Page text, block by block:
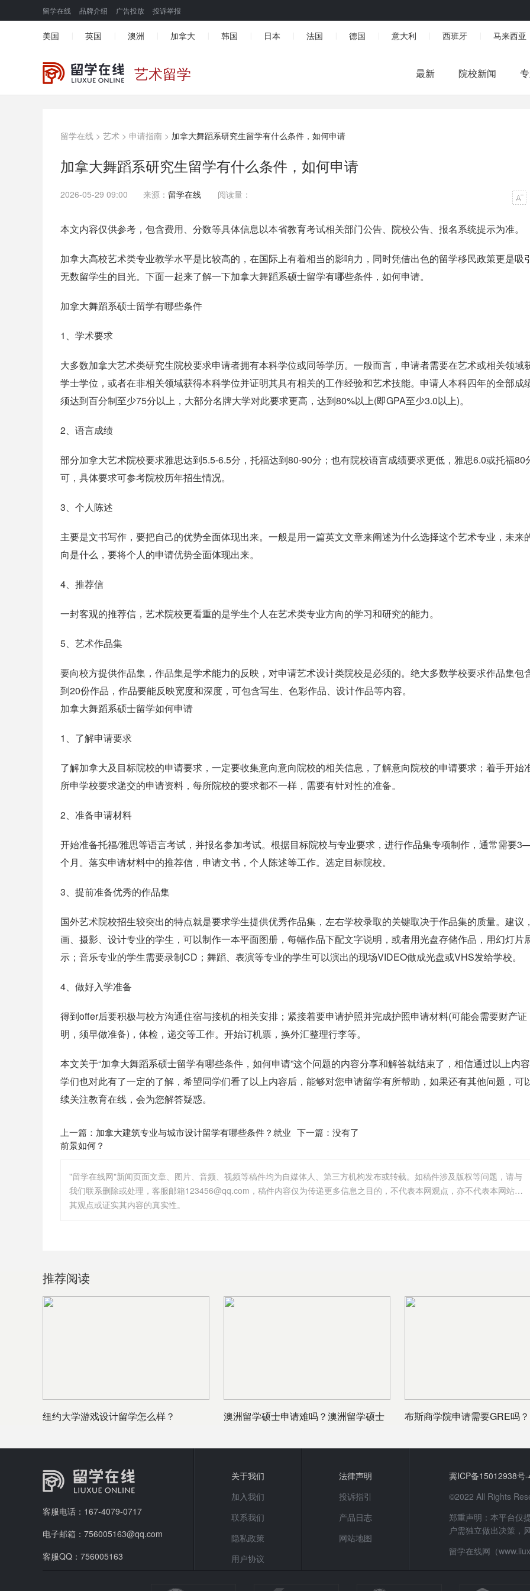
留学在线 品牌介绍 广告投放 投诉举报
美国 英国 澳洲 加拿大 韩国 日本 法国 德国 意大利 西班牙 马来西亚
艺术留学 最新 院校新闻
留学在线 > 艺术 > 申请指南 > 加拿大舞蹈系研究生留学有什么条件，如何申请
加拿大舞蹈系研究生留学有什么条件，如何申请
2026-05-29 09:00 来源： 留学在线 阅读量：
本文内容仅供参考，包含费用、分数等具体信息以本省教育考试相关部门公告、院校公告、报名系统提示为准。
加拿大高校艺术类专业教学水平是比较高的，在国际上有着相当的影响力，同时凭借出色的留学移民政策更是吸
无数留学生的目光。下面一起来了解一下加拿大舞蹈系硕士留学有哪些条件，如何申请。
加拿大舞蹈系硕士留学有哪些条件
1、学术要求
大多数加拿大艺术类研究生院校要求申请者拥有本科学位或同等学历。一般而言，申请者需要在艺术或相关领域
学士学位，或者在非相关领域获得本科学位并证明其具有相关的工作经验和艺术技能。申请人本科四年的全部成
须达到百分制至少75分以上，大部分名牌大学对此要求更高，达到80%以上(即GPA至少3.0以上)。
2、语言成绩
部分加拿大艺术院校要求雅思达到5.5-6.5分，托福达到80-90分；也有院校语言成绩要求更低，雅思6.0或托福80
可，具体要求可参考院校历年招生情况。
3、个人陈述
主要是文书写作，要把自己的优势全面体现出来。一般是用一篇英文文章来阐述为什么选择这个艺术专业，未来
向是什么，要将个人的申请优势全面体现出来。
4、推荐信
一封客观的推荐信，艺术院校更看重的是学生个人在艺术类专业方向的学习和研究的能力。
5、艺术作品集
要向校方提供作品集，作品集是学术能力的反映，对申请艺术设计类院校是必须的。绝大多数学校要求作品集包
到20份作品，作品要能反映宽度和深度，可包含写生、色彩作品、设计作品等内容。
加拿大舞蹈系硕士留学如何申请
1、了解申请要求
了解加拿大及目标院校的申请要求，一定要收集意向意向院校的相关信息，了解意向院校的申请要求；着手开始
所申学校要求递交的申请资料，每所院校的要求都不一样，需要有针对性的准备。
2、准备申请材料
开始准备托福/雅思等语言考试，并报名参加考试。根据目标院校与专业要求，进行作品集专项制作，通常需要
个月。落实申请材料中的推荐信，申请文书，个人陈述等工作。选定目标院校。
3、提前准备优秀的作品集
国外艺术院校招生较突出的特点就是要求学生提供优秀作品集，左右学校录取的关键取决于作品集的质量。建议
画、摄影、设计专业的学生，可以制作一本平面图册，每幅作品下配文字说明，或者用光盘存储作品，用幻灯片
示；音乐专业的学生需要录制CD；舞蹈、表演等专业的学生可以演出的现场VIDEO做成光盘或VHS发给学校。
4、做好入学准备
得到offer后要积极与校方沟通住宿与接机的相关安排；紧接着要申请护照并完成护照申请材料(可能会需要财产证
明，须早做准备)，体检，递交等工作。开始订机票，换外汇整理行李等。
本文关于“加拿大舞蹈系硕士留学有哪些条件，如何申请”这个问题的内容分享和解答就结束了，相信通过以上内
学们也对此有了一定的了解，希望同学们看了以上内容后，能够对您申请留学有所帮助，如果还有其他问题，可
续关注教育在线，会为您解答疑惑。
上一篇： 加拿大建筑专业与城市设计留学有哪些条件？就业
前景如何？
下一篇：没有了
"留学在线网"新闻页面文章、图片、音频、视频等稿件均为自媒体人、第三方机构发布或转载。如稿件涉及版权等问题，请与
我们联系删除或处理，客服邮箱123456@qq.com，稿件内容仅为传递更多信息之目的，不代表本网观点，亦不代表本网站赞同
其观点或证实其内容的真实性。
推荐阅读
纽约大学游戏设计留学怎么样？
澳洲留学硕士申请难吗？澳洲留学硕士
布斯商学院申请需要GRE吗？
客服电话：167-4079-0717
电子邮箱：756005163@qq.com
客服QQ：756005163
关于我们
加入我们
联系我们
隐私政策
用户协议
法律声明
投诉指引
产品日志
网站地图
冀ICP备15012938号
©2022 All Rights
郑重声明：本平台仅
户需独立做出决策，
留学在线网（